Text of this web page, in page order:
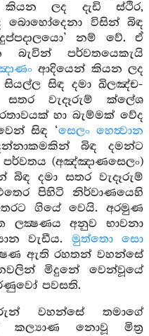
කියන ලද දැඩි ස්ථිර,
බොහෝදෙනා විසින් බිඳ
නම් වේ. ඒ
බැවින් පර්වතයෙකැයි
ආදියෙන් කියන ලද
සිඳ දමා ඛිලඤ්ච-
වැදෑරුම් ක්ලේශ
හා බැම්මක් වේද
සිඳ ‘සෙලං හෙත්‍වාන
බිඳ දමන්ට
(අඤ්ඤාණසෙලං)
දමා සතර වැදෑරුම්
පිහිටි නිර්වාණයෙහි
ගියේ වෙයි. අරමුණ
ලක්‍ෂණය අනුව භාවනා
වැඩීය. මුත්තො සො
ඇති රහතන් වහන්සේ
මිදුනේ වෙන්වූයේ
පවසති.
වහන්සේ තමාගේ
කල්‍යාණ නොවූ මිත්‍ර